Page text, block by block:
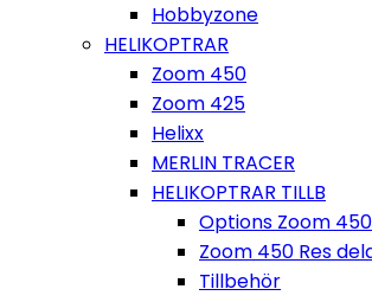
Hobbyzone
HELIKOPTRAR
Zoom 450
Zoom 425
Helixx
MERLIN TRACER
HELIKOPTRAR TILLB
Options Zoom
Zoom 450 Res
Tillbehör